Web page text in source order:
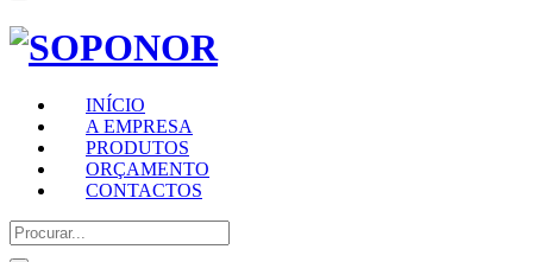
INÍCIO
A EMPRESA
PRODUTOS
ORÇAMENTO
CONTACTOS